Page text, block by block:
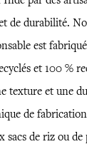
de durabilité.
est
et 100 %
texture et une
de
sacs de riz ou de